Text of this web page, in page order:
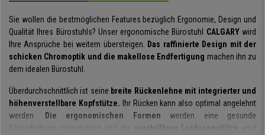
Sie wollen die bestmöglichen Features bezüglich Ergonomie, Design und
Qualität Ihres Bürostuhls? Unser ergonomische Bürostuhl CALGARYwird
Ihre Ansprüche bei weitem übersteigen. Das raffinierte Design mit der
schicken Chromoptik und die makellose Endfertigung machen ihn zu
dem idealen Bürostuhl.
Überdurchschnittlich ist seine breite Rückenlehne mit integrierter und
höhenverstellbare Kopfstütze. Ihr Rücken kann also optimal angelehnt
werden. Die ergonomischen Formen werden eine gesunde
Körperhaltung unterstützen und die
verstellbare Lordosenstütze
wird